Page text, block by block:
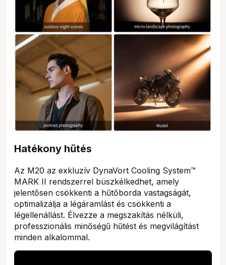
Hatékony hűtés
Az M20 az exkluzív DynaVort Cooling System™
MARK II rendszerrel büszkélkedhet, amely
jelentősen csökkenti a hűtőborda vastagságát,
optimalizálja a légáramlást és csökkenti a
légellenállást. Élvezze a megszakítás nélküli,
professzionális minőségű hűtést és megvilágítást
minden alkalommal.